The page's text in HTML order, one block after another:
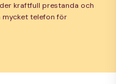
kraftfull prestanda och
mycket telefon för